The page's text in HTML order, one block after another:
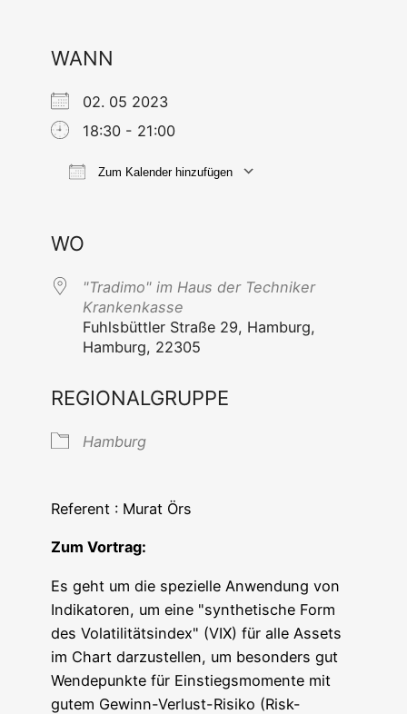
WANN
02. 05 2023
18:30 - 21:00
Zum Kalender hinzufügen
WO
"Tra­di­mo" im Haus der Tech­ni­ker
Krankenkasse
Fuhls­bütt­ler Stra­ße 29, Ham­burg,
Ham­burg, 22305
REGIONALGRUPPE
Ham­burg
Refe­rent : Murat Örs
Zum Vor­trag:
Es geht um die spe­zi­el­le Anwen­dung von
Indi­ka­to­ren, um eine "syn­the­ti­sche Form
des Vola­ti­li­täts­in­dex" (VIX) für alle Assets
im Chart dar­zu­stel­len, um beson­ders gut
Wen­de­punk­te für Ein­stiegs­mo­men­te mit
gutem Gewinn-Ver­lust-Risi­ko (Risk-